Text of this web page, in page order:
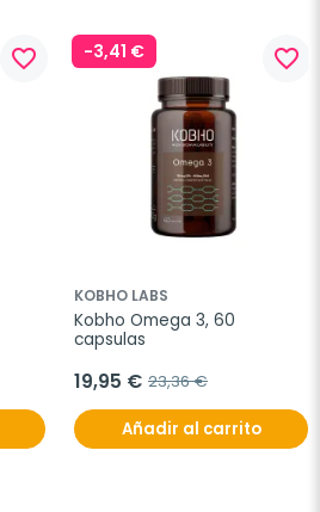
favorite_border -3,41 € favorite_border
KOBHO LABS
Kobho Omega 3, 60
capsulas
19,95 € 23,36 €
Añadir al carrito